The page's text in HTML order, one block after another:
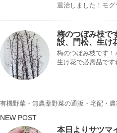
退治しました！モグ
梅のつぼみ枝で
設、門松、生け
梅のつぼみ枝です！
生け花で必需品です
有機野菜・無農薬野菜の通販・宅配・
NEW POST
本日よりサツマ